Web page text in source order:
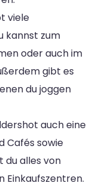
viele
kannst zum
oder auch im
gibt es
du joggen
auch eine
Cafés sowie
du alles von
Einkaufszentren.